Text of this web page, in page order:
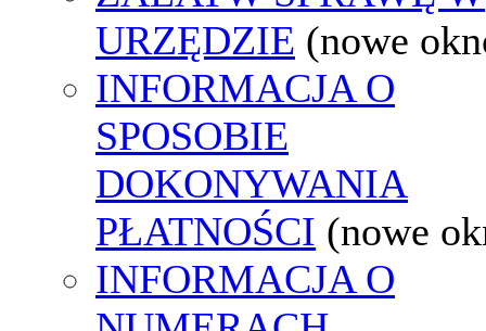
URZĘDZIE (nowe
INFORMACJA O
SPOSOBIE
DOKONYWANIA
PŁATNOŚCI (nowe
INFORMACJA O